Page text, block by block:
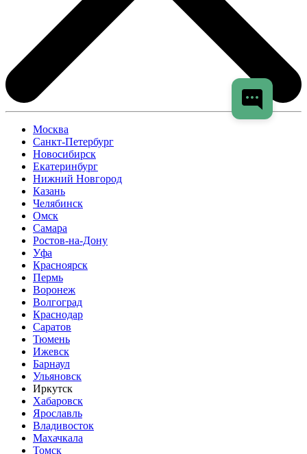
Москва
Санкт-Петербург
Новосибирск
Екатеринбург
Нижний Новгород
Казань
Челябинск
Омск
Самара
Ростов-на-Дону
Уфа
Красноярск
Пермь
Воронеж
Волгоград
Краснодар
Саратов
Тюмень
Ижевск
Барнаул
Ульяновск
Иркутск
Хабаровск
Ярославль
Владивосток
Махачкала
Томск